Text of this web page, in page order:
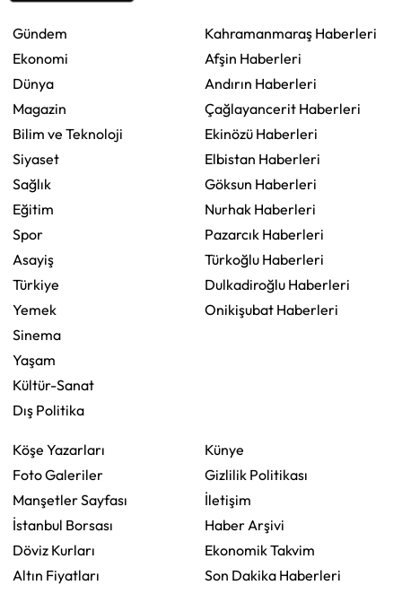
Gündem
Ekonomi
Dünya
Magazin
Bilim ve Teknoloji
Siyaset
Sağlık
Eğitim
Spor
Asayiş
Türkiye
Yemek
Sinema
Yaşam
Kültür-Sanat
Dış Politika
Kahramanmaraş Haberleri
Afşin Haberleri
Andırın Haberleri
Çağlayancerit Haberleri
Ekinözü Haberleri
Elbistan Haberleri
Göksun Haberleri
Nurhak Haberleri
Pazarcık Haberleri
Türkoğlu Haberleri
Dulkadiroğlu Haberleri
Onikişubat Haberleri
Köşe Yazarları
Foto Galeriler
Manşetler Sayfası
İstanbul Borsası
Döviz Kurları
Altın Fiyatları
Künye
Gizlilik Politikası
İletişim
Haber Arşivi
Ekonomik Takvim
Son Dakika Haberleri